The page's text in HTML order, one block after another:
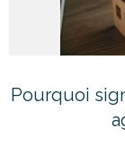
Pourquoi